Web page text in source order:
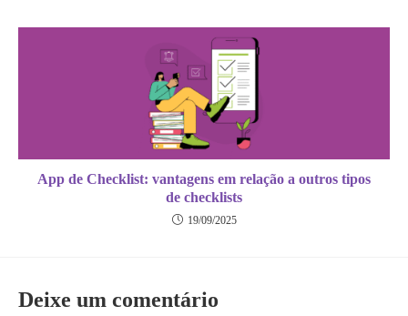
App de Checklist: vantagens em relação a outros tipos
de checklists
19/09/2025
Deixe um comentário